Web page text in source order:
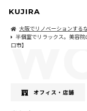
KUJIRA
大阪でリノベーションする
半個室でリラックス。美容
口市】
オフィス・店舗